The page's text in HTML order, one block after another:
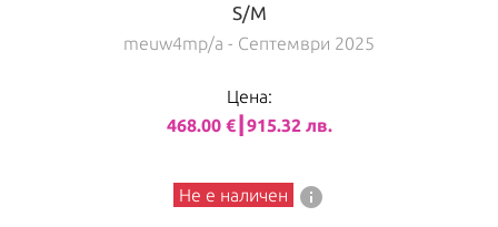
S/M
meuw4mp/a - Септември 2025
Цена:
468.00 €┃915.32 лв.
Не е наличен info